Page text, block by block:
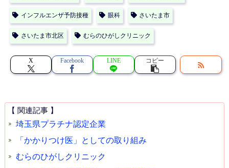
インフルエンザ予防接種 眼科 さいたま市
さいたま市北区 むらのひがしクリニック
X Facebook LINE コピー
【 関連記事 】
埼玉県プラチナ認定企業
「かかりつけ医」としての取り組み
むらのひがしクリニック